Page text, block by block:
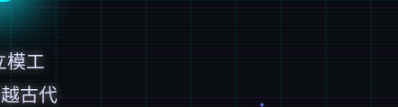
模工
古代